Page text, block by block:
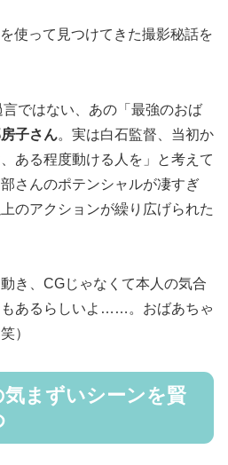
使って見つけてきた撮影秘話を
ではない、あの「最強のおば
子さん。実は白石監督、当初か
ある程度動ける人を」と考えて
さんのポテンシャルが凄すぎ
のアクションが繰り広げられた
き、CGじゃなくて本人の気合
あるらしいよ……。おばあちゃ
）
まずいシーンを賢